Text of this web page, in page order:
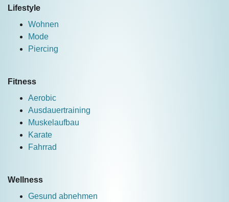
Lifestyle
Wohnen
Mode
Piercing
Fitness
Aerobic
Ausdauertraining
Muskelaufbau
Karate
Fahrrad
Wellness
Gesund abnehmen